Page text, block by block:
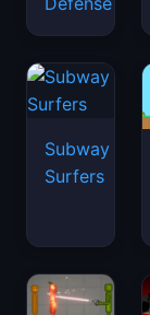
Subway
Surfers